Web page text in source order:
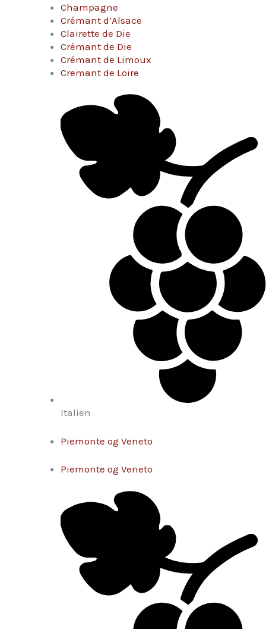
Champagne
Crémant d’Alsace
Clairette de Die
Crémant de Die
Crémant de Limoux
Cremant de Loire
Italien
Piemonte og Veneto
Piemonte og Veneto